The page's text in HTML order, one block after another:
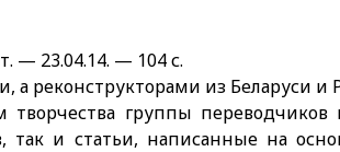
— 23.04.14. — 104 с.
реконструкторами из Беларуси и
группы
так и статьи, написанные на